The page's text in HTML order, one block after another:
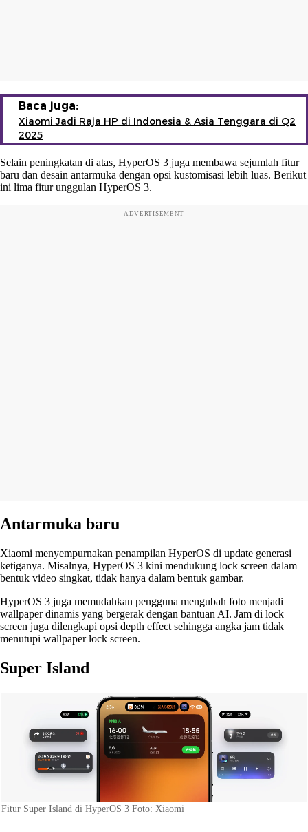
Baca juga:
Xiaomi Jadi Raja HP di Indonesia & Asia Tenggara di Q2
2025
Selain peningkatan di atas, HyperOS 3 juga membawa sejumlah fitur
baru dan desain antarmuka dengan opsi kustomisasi lebih luas. Berikut
ini lima fitur unggulan HyperOS 3.
ADVERTISEMENT
Antarmuka baru
Xiaomi menyempurnakan penampilan HyperOS di update generasi
ketiganya. Misalnya, HyperOS 3 kini mendukung lock screen dalam
bentuk video singkat, tidak hanya dalam bentuk gambar.
HyperOS 3 juga memudahkan pengguna mengubah foto menjadi
wallpaper dinamis yang bergerak dengan bantuan AI. Jam di lock
screen juga dilengkapi opsi depth effect sehingga angka jam tidak
menutupi wallpaper lock screen.
Super Island
Fitur Super Island di HyperOS 3 Foto: Xiaomi